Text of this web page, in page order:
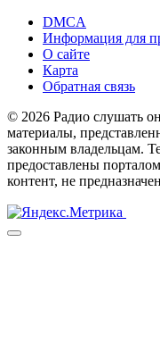
DMCA
Информация для
О сайте
Карта
Обратная связь
© 2026 Радио слушать
материалы,
законным владельцам.
предоставлены порталом
контент, не